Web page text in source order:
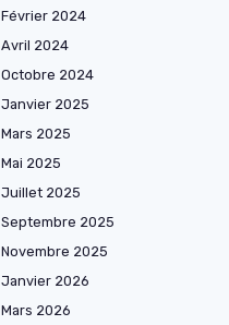
Février 2024
Avril 2024
Octobre 2024
Janvier 2025
Mars 2025
Mai 2025
Juillet 2025
Septembre 2025
Novembre 2025
Janvier 2026
Mars 2026